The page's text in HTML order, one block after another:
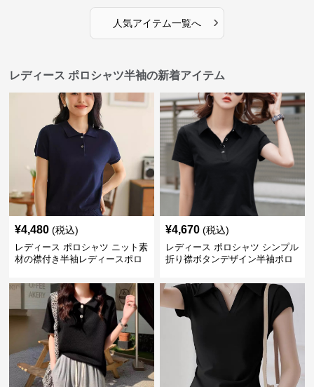
人気アイテム一覧へ ›
レディース ポロシャツ半袖の新着アイテム
¥4,480 (税込)
レディース ポロシャツ ニット素
材の襟付き半袖レディースポロ
¥4,670 (税込)
レディース ポロシャツ シンプル
折り襟ボタンデザイン半袖ポロ